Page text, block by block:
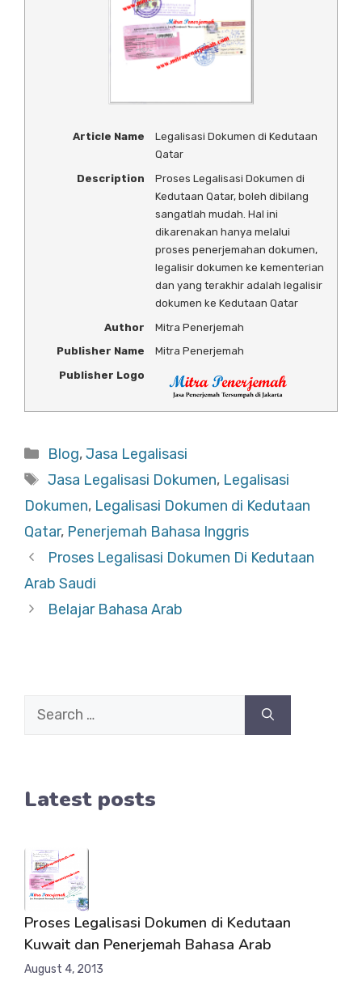
Article Name
Legalisasi Dokumen di Kedutaan
Qatar
Description
Proses Legalisasi Dokumen di
Kedutaan Qatar, boleh dibilang
sangatlah mudah. Hal ini
dikarenakan hanya melalui
proses penerjemahan dokumen,
legalisir dokumen ke kementerian
dan yang terakhir adalah legalisir
dokumen ke Kedutaan Qatar
Author
Mitra Penerjemah
Publisher Name
Mitra Penerjemah
Publisher Logo
Categories
Blog,Jasa Legalisasi
Tags
Jasa Legalisasi Dokumen, Legalisasi
Dokumen, Legalisasi Dokumen di Kedutaan
Qatar, Penerjemah Bahasa Inggris
Proses Legalisasi Dokumen Di Kedutaan
Arab Saudi
Belajar Bahasa Arab
Search
Latest posts
Proses Legalisasi Dokumen di Kedutaan
Kuwait dan Penerjemah Bahasa Arab
August 4, 2013